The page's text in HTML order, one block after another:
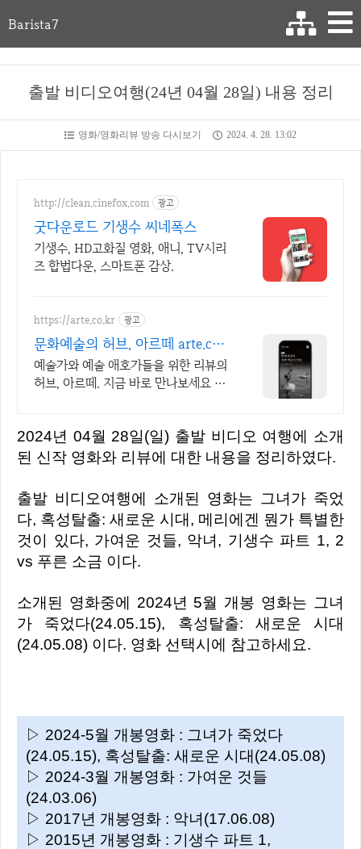
Barista7
출발 비디오여행(24년 04월 28일) 내용 정리
영화/영화리뷰 방송 다시보기 2024. 4. 28. 13:02
http://clean.cinefox.com 광고
굿다운로드 기생수 씨네폭스
기생수, HD고화질 영화, 애니, TV시리
즈 합법다운, 스마트폰 감상.
https://arte.co.kr 광고
문화예술의 허브, 아르떼 arte.co.k
r
예술가와 예술 애호가들을 위한 리뷰의
허브, 아르떼. 지금 바로 만나보세요 클
2024년 04월 28일(일) 출발 비디오 여행에 소개
된 신작 영화와 리뷰에 대한 내용을 정리하였다.
출발 비디오여행에 소개된 영화는 그녀가 죽었
다, 혹성탈출: 새로운 시대, 메리에겐 뭔가 특별한
것이 있다, 가여운 것들, 악녀, 기생수 파트 1, 2
vs 푸른 소금 이다.
소개된 영화중에 2024년 5월 개봉 영화는 그녀
가 죽었다(24.05.15), 혹성탈출: 새로운 시대
(24.05.08) 이다. 영화 선택시에 참고하세요.
▷ 2024-5월 개봉영화 : 그녀가 죽었다
(24.05.15), 혹성탈출: 새로운 시대(24.05.08)
▷ 2024-3월 개봉영화 : 가여운 것들
(24.03.06)
▷ 2017년 개봉영화 : 악녀(17.06.08)
▷ 2015년 개봉영화 : 기생수 파트 1,